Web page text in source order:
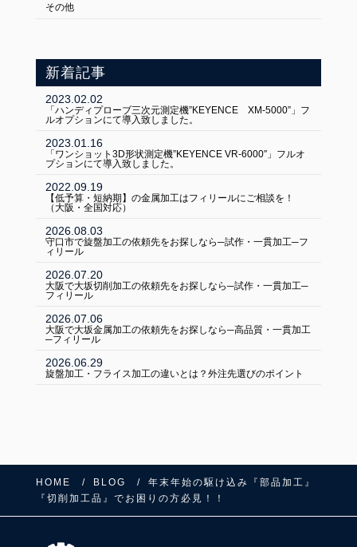
その他
新着記事
2023.02.02
「ハンディプローブ三次元測定機”KEYENCE XM-5000”」フ
ルオプションにて導入致しました。
2023.01.16
「ワンショット3D形状測定機”KEYENCE VR-6000″」フルオ
プションにて導入致しました。
2022.09.19
【低予算・短納期】の金属加工はフィリールにご相談を！
（大阪・全国対応）
2026.08.03
守口市で旋盤加工の依頼先をお探しなら─試作・一貫加工─フ
ィリール
2026.07.20
大阪で大坂切削加工の依頼先をお探しなら─試作・一貫加工─
フィリール
2026.07.06
大阪で大坂金属加工の依頼先をお探しなら─高品質・一貫加工
─フィリール
2026.06.29
旋盤加工・フライス加工の違いとは？外注先選びのポイント
HOME BLOG
年末年始の駆け込み『部品加工』
『切削加工品』でお困りの方必見！！